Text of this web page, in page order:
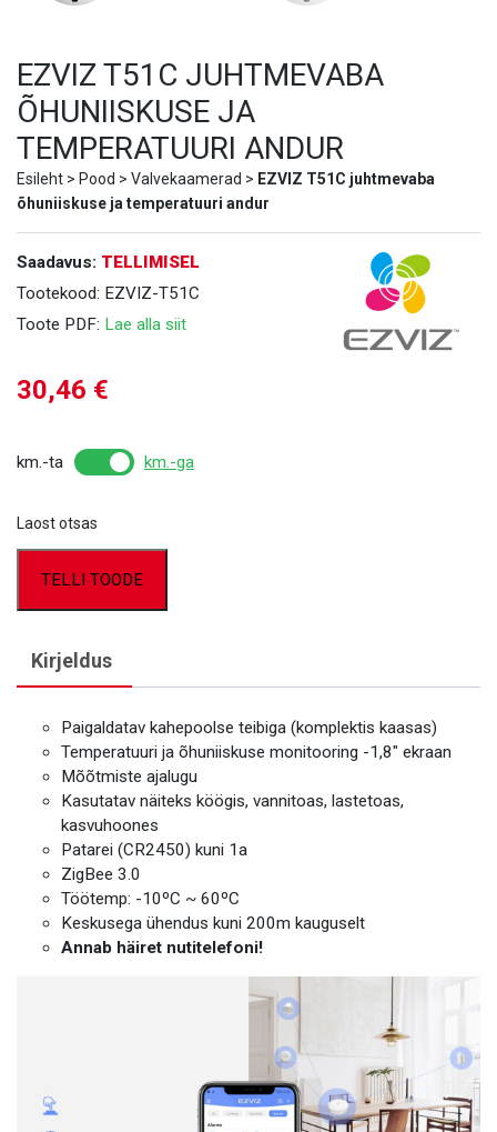
EZVIZ T51C JUHTMEVABA
ÕHUNIISKUSE JA
TEMPERATUURI ANDUR
Esileht > Pood > Valvekaamerad > EZVIZ T51C juhtmevaba
õhuniiskuse ja temperatuuri andur
Saadavus: TELLIMISEL
Tootekood: EZVIZ-T51C
Toote PDF: Lae alla siit
30,46 €
km.-ta km.-ga
Laost otsas
TELLI TOODE
Kirjeldus
Paigaldatav kahepoolse teibiga (komplektis kaasas)
Temperatuuri ja õhuniiskuse monitooring -1,8″ ekraan
Mõõtmiste ajalugu
Kasutatav näiteks köögis, vannitoas, lastetoas,
kasvuhoones
Patarei (CR2450) kuni 1a
ZigBee 3.0
Töötemp: -10ºC ~ 60ºC
Keskusega ühendus kuni 200m kauguselt
Annab häiret nutitelefoni!